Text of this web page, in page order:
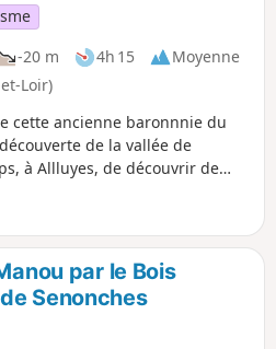
-20 m 4h 15
Moyenne
Loir)
cette ancienne baronnnie du
de la vallée de
à Allluyes, de découvrir de
par le Bois
Senonches